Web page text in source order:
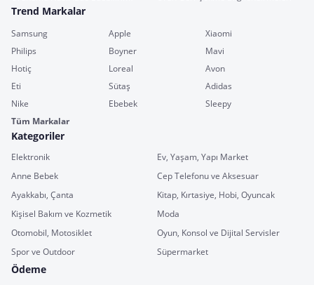
Trend Markalar
Samsung Apple
Xiaomi
Philips
Boyner
Mavi
Hotiç
Loreal
Avon
Eti
Sütaş
Adidas
Nike
Ebebek
Sleepy
Tüm Markalar
Kategoriler
Elektronik
Ev, Yaşam, Yapı Market
Anne Bebek
Cep Telefonu ve Aksesuar
Ayakkabı, Çanta
Kitap, Kırtasiye, Hobi, Oyuncak
Kişisel Bakım ve Kozmetik
Moda
Otomobil, Motosiklet
Oyun, Konsol ve Dijital Servisler
Spor ve Outdoor
Süpermarket
Ödeme